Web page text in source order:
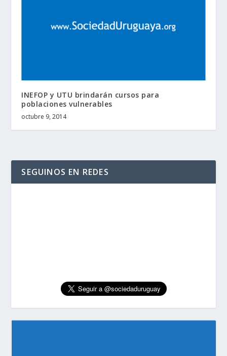
INEFOP y UTU brindarán cursos para
poblaciones vulnerables
octubre 9, 2014
SEGUINOS EN REDES